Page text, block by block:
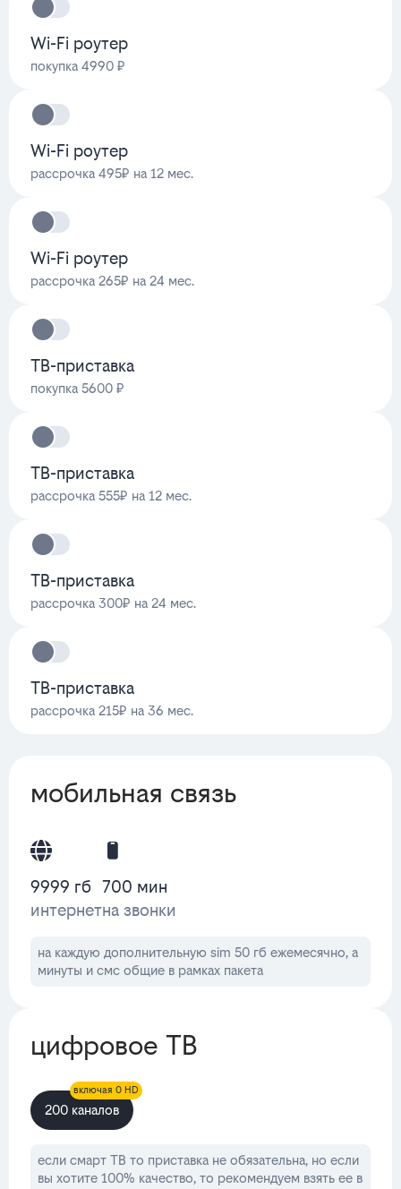
Wi-Fi роутер
покупка 4990 ₽
Wi-Fi роутер
рассрочка 495₽ на 12 мес.
Wi-Fi роутер
рассрочка 265₽ на 24 мес.
ТВ-приставка
покупка 5600 ₽
ТВ-приставка
рассрочка 555₽ на 12 мес.
ТВ-приставка
рассрочка 300₽ на 24 мес.
ТВ-приставка
рассрочка 215₽ на 36 мес.
мобильная связь
9999 гб
интернет
700 мин
на звонки
на каждую дополнительную sim 50 гб ежемесячно, а
минуты и смс общие в рамках пакета
цифровое ТВ
200 каналов
включая 0 HD
если смарт ТВ то приставка не обязательна, но если
вы хотите 100% качество, то рекомендуем взять ее в